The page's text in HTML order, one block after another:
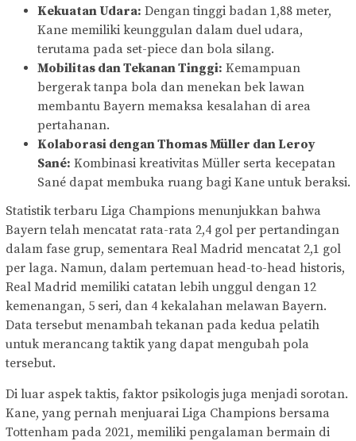
Kekuatan Udara: Dengan tinggi badan 1,88 meter,
Kane memiliki keunggulan dalam duel udara,
terutama pada set-piece dan bola silang.
Mobilitas dan Tekanan Tinggi: Kemampuan
bergerak tanpa bola dan menekan bek lawan
membantu Bayern memaksa kesalahan di area
pertahanan.
Kolaborasi dengan Thomas Müller dan Leroy
Sané: Kombinasi kreativitas Müller serta kecepatan
Sané dapat membuka ruang bagi Kane untuk beraksi.
Statistik terbaru Liga Champions menunjukkan bahwa
Bayern telah mencatat rata-rata 2,4 gol per pertandingan
dalam fase grup, sementara Real Madrid mencatat 2,1 gol
per laga. Namun, dalam pertemuan head-to-head historis,
Real Madrid memiliki catatan lebih unggul dengan 12
kemenangan, 5 seri, dan 4 kekalahan melawan Bayern.
Data tersebut menambah tekanan pada kedua pelatih
untuk merancang taktik yang dapat mengubah pola
tersebut.
Di luar aspek taktis, faktor psikologis juga menjadi sorotan.
Kane, yang pernah menjuarai Liga Champions bersama
Tottenham pada 2021, memiliki pengalaman bermain di